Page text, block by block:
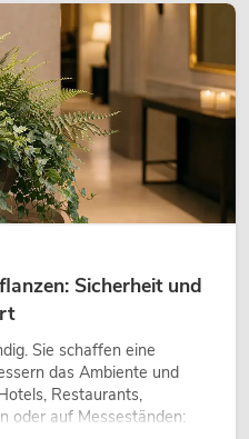
Sicherheit und
Sie schaffen eine
das Ambiente und
Restaurants,
oder auf Messeständen: